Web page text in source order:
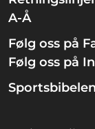
A-Å
Følg oss på
Følg oss på
Sportsbibelen